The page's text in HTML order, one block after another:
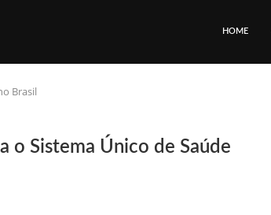
HOME
Brasil
o Sistema Único de Saúde